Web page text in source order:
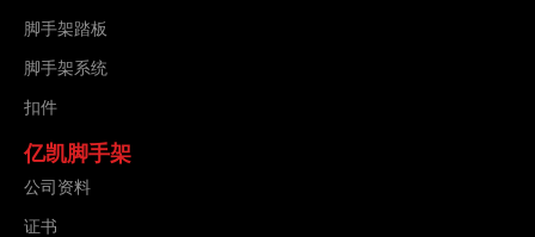
脚手架踏板
脚手架系统
扣件
亿凯脚手架
公司资料
证书